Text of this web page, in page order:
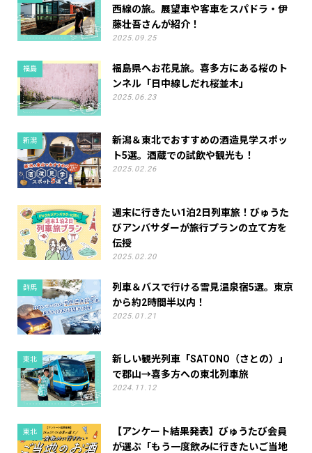
西線の旅。展望車や客車をスパドラ・伊
藤壮吾さんが紹介！
2025.09.25
福島
福島県へお花見旅。喜多方にある桜のト
ンネル「日中線しだれ桜並木」
2025.06.23
新潟
新潟＆東北でおすすめの酒造見学スポッ
ト5選。酒蔵での試飲や観光も！
2025.02.26
週末に行きたい1泊2日列車旅！びゅうた
びアンバサダーが旅行プランの立て方を
伝授
2025.02.20
群馬
列車＆バスで行ける雪見温泉宿5選。東京
から約2時間半以内！
2025.01.21
東北
新しい観光列車「SATONO（さとの）」
で郡山→喜多方への東北列車旅
2024.11.12
東北
【アンケート結果発表】びゅうたび会員
が選ぶ「もう一度飲みに行きたいご当地